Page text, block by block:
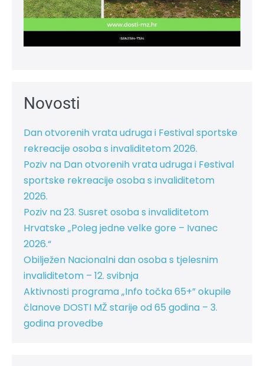
Novosti
Dan otvorenih vrata udruga i Festival sportske
rekreacije osoba s invaliditetom 2026.
Poziv na Dan otvorenih vrata udruga i Festival
sportske rekreacije osoba s invaliditetom
2026.
Poziv na 23. Susret osoba s invaliditetom
Hrvatske „Poleg jedne velke gore – Ivanec
2026.“
Obilježen Nacionalni dan osoba s tjelesnim
invaliditetom – 12. svibnja
Aktivnosti programa „Info točka 65+” okupile
članove DOSTI MŽ starije od 65 godina – 3.
godina provedbe